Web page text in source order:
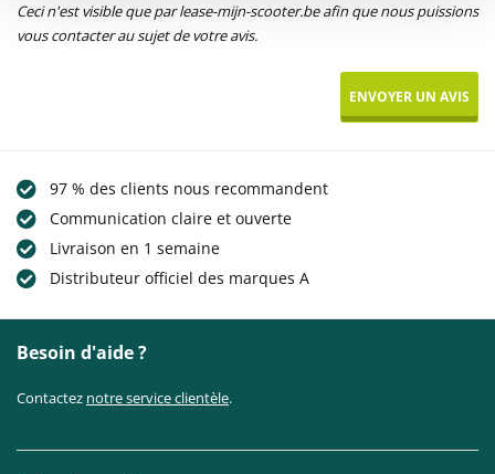
Ceci n'est visible que par lease-mijn-scooter.be afin que nous puissions
vous contacter au sujet de votre avis.
97 % des clients nous recommandent
Communication claire et ouverte
Livraison en 1 semaine
Distributeur officiel des marques A
Besoin d'aide ?
Contactez notre service clientèle.